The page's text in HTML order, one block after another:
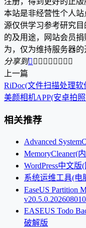
本站是非经营性个人
源仅供学习参考研究
的及用途，网站会员
为，仅为维持服务器的
分享到        
上一篇
RiDoc(文件扫描处理软
美颜相机APP(安卓拍
相关推荐
Advanced
MemoryCleaner(
WordPress中文
系统运维工具(电
EaseUS Partition
EASEUS Todo
破解版